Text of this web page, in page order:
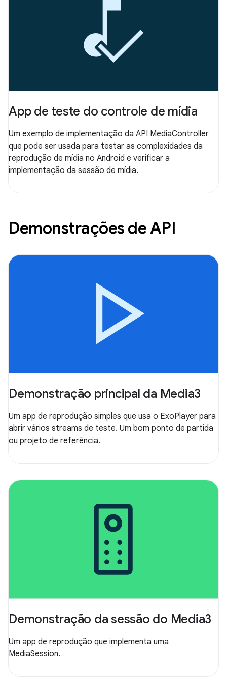
App de teste do controle de mídia
Um exemplo de implementação da API MediaController
que pode ser usada para testar as complexidades da
reprodução de mídia no Android e verificar a
implementação da sessão de mídia.
Demonstrações de API
Demonstração principal da Media3
Um app de reprodução simples que usa o ExoPlayer para
abrir vários streams de teste. Um bom ponto de partida
ou projeto de referência.
Demonstração da sessão do Media3
Um app de reprodução que implementa uma
MediaSession.